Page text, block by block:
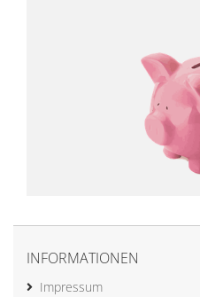
INFORMATIONEN
Impressum